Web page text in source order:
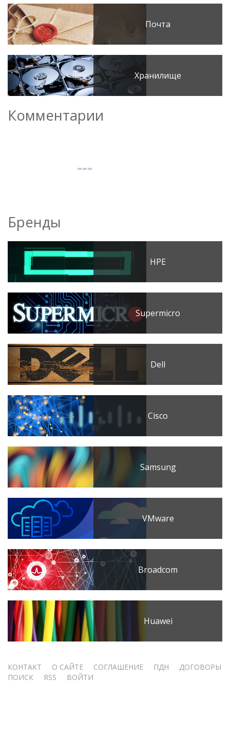
Почта
Хранилище
Комментарии
Бренды
HPE
Supermicro
Dell
Cisco
Samsung
VMware
Broadcom
Huawei
Меню
КОНТАКТ О САЙТЕ СОГЛАШЕНИЕ ПДН
ДОГОВОРЫ
ПОИСК
RSS ВОЙТИ